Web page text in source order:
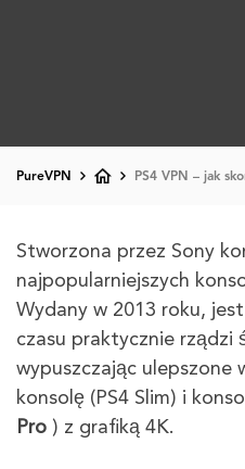
PureVPN PS4 VPN – jak
Stworzona przez Sony
najpopularniejszych
Wydany w 2013 roku,
czasu praktycznie rządzi
wypuszczając ulepszone
konsolę (PS4 Slim) i
Pro ) z grafiką 4K.